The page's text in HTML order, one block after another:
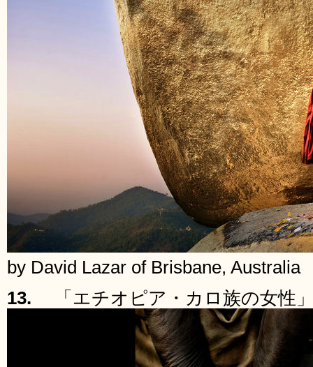
by David Lazar of Brisbane, Australia
13.
「エチオピア・カロ族の女性